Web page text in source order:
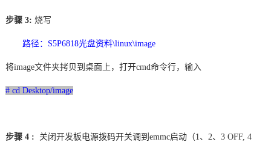
步骤 3: 烧写
路径：S5P6818光盘资料\linux\image
将image文件夹拷贝到桌面上，打开cmd命令行，输入
# cd Desktop/image
步骤 4 : 关闭开发板电源拨码开关调到 emmc启动（1、2、3 OFF, 4